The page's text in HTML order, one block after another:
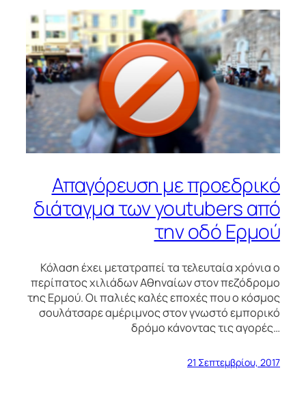
Απαγόρευση με προεδρικό
διάταγμα των youtubers από
την οδό Ερμού
Κόλαση έχει μετατραπεί τα τελευταία χρόνια ο
περίπατος χιλιάδων Αθηναίων στον πεζόδρομο
της Ερμού. Οι παλιές καλές εποχές που ο κόσμος
σουλάτσαρε αμέριμνος στον γνωστό εμπορικό
δρόμο κάνοντας τις αγορές…
21 Σεπτεμβρίου, 2017